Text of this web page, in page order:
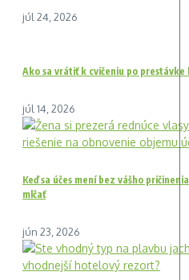
júl 24, 2026
Ako sa vrátiť k cvičeniu po
júl 14, 2026
Keď sa účes mení bez vášho
mlčať
jún 23, 2026